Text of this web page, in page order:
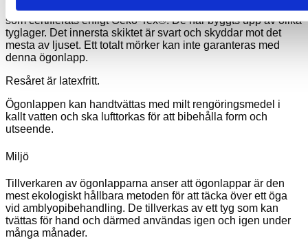
De hud- och allergivänliga ögonlapparna tillverkas av ett tyg
som certifierats enligt Oeko-Tex®. De har byggts upp av olika
tyglager. Det innersta skiktet är svart och skyddar mot det
mesta av ljuset. Ett totalt mörker kan inte garanteras med
denna ögonlapp.
Resåret är latexfritt.
Ögonlappen kan handtvättas med milt rengöringsmedel i
kallt vatten och ska lufttorkas för att bibehålla form och
utseende.
Miljö
Tillverkaren av ögonlapparna anser att ögonlappar är den
mest ekologiskt hållbara metoden för att täcka över ett öga
vid amblyopibehandling. De tillverkas av ett tyg som kan
tvättas för hand och därmed användas igen och igen under
många månader.